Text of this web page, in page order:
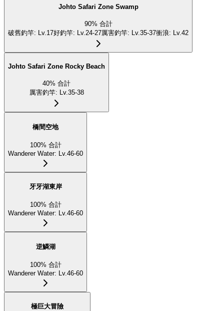
Johto Safari Zone Swamp
90% 合計
破舊釣竿: Lv.17好釣竿: Lv.24-27厲害釣竿: Lv.35-37衝浪: Lv.42
Johto Safari Zone Rocky Beach
40% 合計
厲害釣竿: Lv.35-38
橋間空地
100% 合計
Wanderer Water: Lv.46-60
牙牙湖東岸
100% 合計
Wanderer Water: Lv.46-60
逆鱗湖
100% 合計
Wanderer Water: Lv.46-60
極巨大冒險